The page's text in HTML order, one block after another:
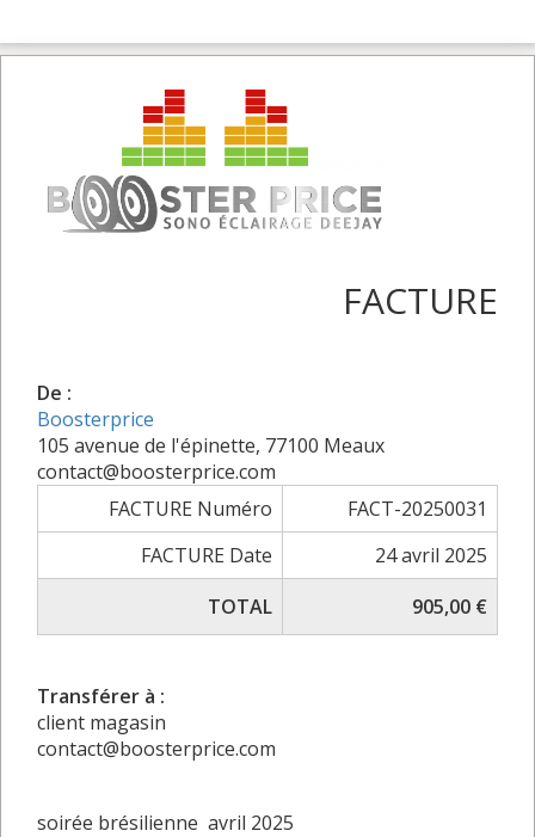
FACTURE
De :
Boosterprice
105 avenue de l'épinette, 77100 Meaux
contact@boosterprice.com
FACTURE Numéro
FACT-20250031
FACTURE Date
24 avril 2025
TOTAL
905,00 €
Transférer à :
client magasin
contact@boosterprice.com
soirée brésilienne avril 2025